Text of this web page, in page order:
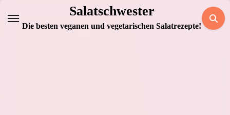
Inhalt
Salatschwester
Die besten veganen und vegetarischen Salatrezepte!